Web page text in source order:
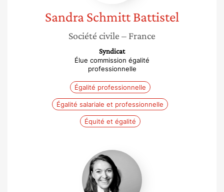
SandraSchmitt Battistel
Société civile – France
Syndicat
Élue commission égalité
professionnelle
Égalité professionnelle
Égalité salariale et professionnelle
Équité et égalité
Nadege
Dazy